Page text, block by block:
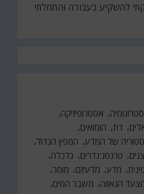
להשקיע בעבודה והתחלתי
אסטרופיזיקה
דת הומואים
של המדע המפץ הגדול
טרנסג'נדרים
כלכלה
מדע מדעיזם
מוסר
הגאווה
משבר המים